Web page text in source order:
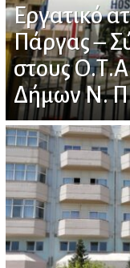
Εργατικό
Πάργας –
στους
Δήμων Ν.